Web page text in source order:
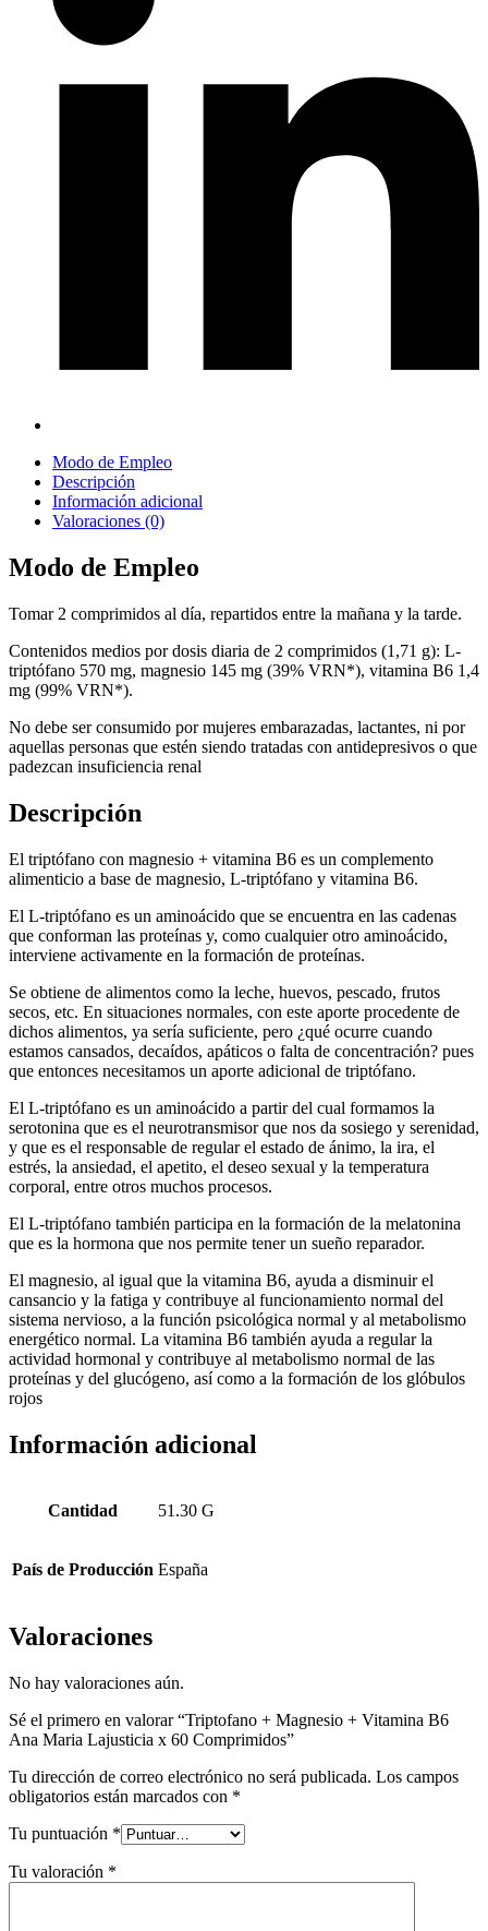
Modo de Empleo
Descripción
Información adicional
Valoraciones (0)
Modo de Empleo
Tomar 2 comprimidos al día, repartidos entre la mañana y la tarde.
Contenidos medios por dosis diaria de 2 comprimidos (1,71 g): L-
triptófano 570 mg, magnesio 145 mg (39% VRN*), vitamina B6 1,4
mg (99% VRN*).
No debe ser consumido por mujeres embarazadas, lactantes, ni por
aquellas personas que estén siendo tratadas con antidepresivos o que
padezcan insuficiencia renal
Descripción
El triptófano con magnesio + vitamina B6 es un complemento
alimenticio a base de magnesio, L-triptófano y vitamina B6.
El L-triptófano es un aminoácido que se encuentra en las cadenas
que conforman las proteínas y, como cualquier otro aminoácido,
interviene activamente en la formación de proteínas.
Se obtiene de alimentos como la leche, huevos, pescado, frutos
secos, etc. En situaciones normales, con este aporte procedente de
dichos alimentos, ya sería suficiente, pero ¿qué ocurre cuando
estamos cansados, decaídos, apáticos o falta de concentración? pues
que entonces necesitamos un aporte adicional de triptófano.
El L-triptófano es un aminoácido a partir del cual formamos la
serotonina que es el neurotransmisor que nos da sosiego y serenidad,
y que es el responsable de regular el estado de ánimo, la ira, el
estrés, la ansiedad, el apetito, el deseo sexual y la temperatura
corporal, entre otros muchos procesos.
El L-triptófano también participa en la formación de la melatonina
que es la hormona que nos permite tener un sueño reparador.
El magnesio, al igual que la vitamina B6, ayuda a disminuir el
cansancio y la fatiga y contribuye al funcionamiento normal del
sistema nervioso, a la función psicológica normal y al metabolismo
energético normal. La vitamina B6 también ayuda a regular la
actividad hormonal y contribuye al metabolismo normal de las
proteínas y del glucógeno, así como a la formación de los glóbulos
rojos
Información adicional
Cantidad 51.30 G
País de Producción España
Valoraciones
No hay valoraciones aún.
Sé el primero en valorar “Triptofano + Magnesio + Vitamina B6
Ana Maria Lajusticia x 60 Comprimidos”
Tu dirección de correo electrónico no será publicada. Los campos
obligatorios están marcados con *
Tu puntuación *
Tu valoración *